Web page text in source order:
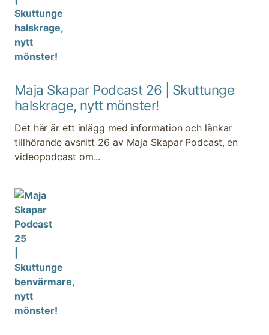
Maja Skapar Podcast 26 | Skuttunge
halskrage, nytt mönster!
Det här är ett inlägg med information och länkar
tillhörande avsnitt 26 av Maja Skapar Podcast, en
videopodcast om...